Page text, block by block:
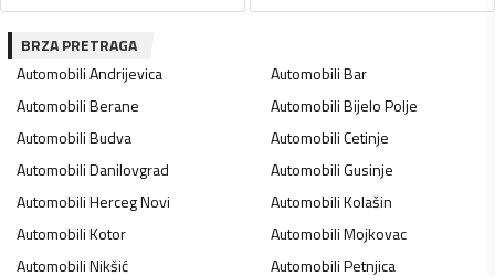
BRZA PRETRAGA
AutomobiliAndrijevica AutomobiliBar
AutomobiliBerane AutomobiliBijelo Polje
AutomobiliBudva AutomobiliCetinje
AutomobiliDanilovgrad AutomobiliGusinje
AutomobiliHerceg Novi AutomobiliKolašin
AutomobiliKotor AutomobiliMojkovac
AutomobiliNikšić AutomobiliPetnjica